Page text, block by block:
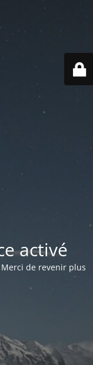
activé
de revenir plus